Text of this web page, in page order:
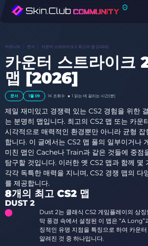
커뮤니티 문서 카운터 스트라이크 2 최고의 맵 [2026]
카운터 스트라이크
맵 [2026]
문서 1월 09 1K 조회수 1 읽는 데 걸리는 시간(분)
제일 재미있고 경쟁력 있는 CS2 경험을 위한
는 분명히 맵입니다. 최고의 CS2 맵 또는 카운
시각적으로 매력적인 환경뿐만 아니라 균형
합니다. 이 글에서는 CS2 맵 풀의 일부이거나
미친 맵인 Cache나 Train과 같은 것들에 중점
탐구할 것입니다. 이러한 옛 CS2 맵과 함께 몇
각각 독특한 매력을 지니며, CS2 경쟁 맵의 다
를 제공합니다.
8개의 최고 CS2 맵
DUST 2
Dust 2는 클래식 CS2 게임플레이의 상
막 풍경 속에서 설정된 이 맵은 “A Long”
징적인 유명 지점을 특징으로 하여 카운
알려진 것 중 하나입니다.